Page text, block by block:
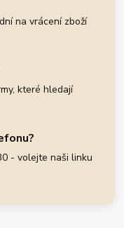
na vrácení zboží
které hledají
- volejte naši linku